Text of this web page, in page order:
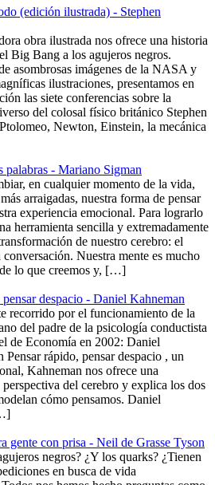
(edición ilustrada) - Stephen
obra ilustrada nos ofrece una historia
Big Bang a los agujeros negros.
asombrosas imágenes de la NASA y
ilustraciones, presentamos en
las siete conferencias sobre la
del colosal físico británico Stephen
Newton, Einstein, la mecánica
palabras - Mariano Sigman
en cualquier momento de la vida,
arraigadas, nuestra forma de pensar
experiencia emocional. Para lograrlo
herramienta sencilla y extremadamente
de nuestro cerebro: el
conversación. Nuestra mente es mucho
lo que creemos y, […]
pensar despacio - Daniel Kahneman
recorrido por el funcionamiento de la
del padre de la psicología conductista
de Economía en 2002: Daniel
Pensar rápido, pensar despacio , un
Kahneman nos ofrece una
del cerebro y explica los dos
cómo pensamos. Daniel
gente con prisa - Neil de Grasse Tyson
negros? ¿Y los quarks? ¿Tienen
en busca de vida